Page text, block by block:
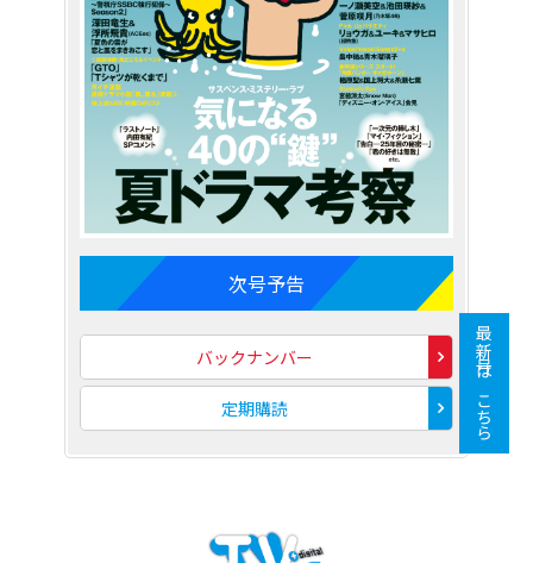
次号予告
バックナンバー
定期購読 最新号はこちら